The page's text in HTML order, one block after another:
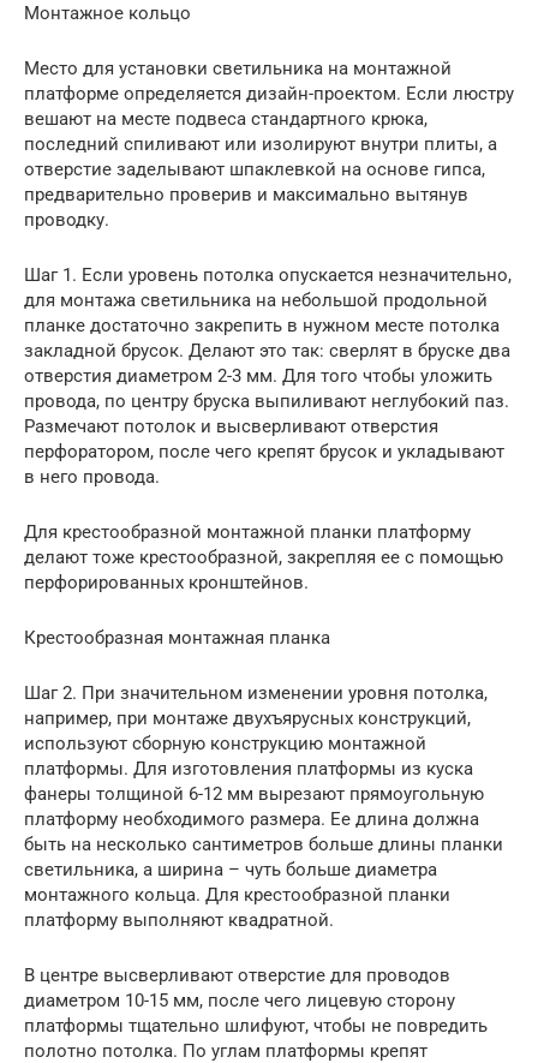
Монтажное кольцо
Место для установки светильника на монтажной
платформе определяется дизайн-проектом. Если люстру
вешают на месте подвеса стандартного крюка,
последний спиливают или изолируют внутри плиты, а
отверстие заделывают шпаклевкой на основе гипса,
предварительно проверив и максимально вытянув
проводку.
Шаг 1. Если уровень потолка опускается незначительно,
для монтажа светильника на небольшой продольной
планке достаточно закрепить в нужном месте потолка
закладной брусок. Делают это так: сверлят в бруске два
отверстия диаметром 2-3 мм. Для того чтобы уложить
провода, по центру бруска выпиливают неглубокий паз.
Размечают потолок и высверливают отверстия
перфоратором, после чего крепят брусок и укладывают
в него провода.
Для крестообразной монтажной планки платформу
делают тоже крестообразной, закрепляя ее с помощью
перфорированных кронштейнов.
Крестообразная монтажная планка
Шаг 2. При значительном изменении уровня потолка,
например, при монтаже двухъярусных конструкций,
используют сборную конструкцию монтажной
платформы. Для изготовления платформы из куска
фанеры толщиной 6-12 мм вырезают прямоугольную
платформу необходимого размера. Ее длина должна
быть на несколько сантиметров больше длины планки
светильника, а ширина – чуть больше диаметра
монтажного кольца. Для крестообразной планки
платформу выполняют квадратной.
В центре высверливают отверстие для проводов
диаметром 10-15 мм, после чего лицевую сторону
платформы тщательно шлифуют, чтобы не повредить
полотно потолка. По углам платформы крепят